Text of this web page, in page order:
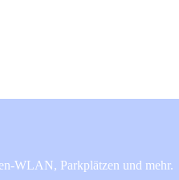
WLAN, Parkplätzen und mehr.